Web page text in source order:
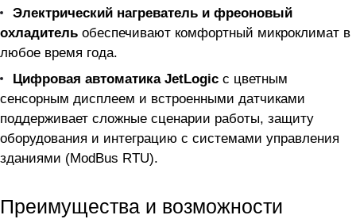
Электрический нагреватель и фреоновый
охладитель обеспечивают комфортный микроклимат в
любое время года.
Цифровая автоматика JetLogic с цветным
сенсорным дисплеем и встроенными датчиками
поддерживает сложные сценарии работы, защиту
оборудования и интеграцию с системами управления
зданиями (ModBus RTU).
Преимущества и возможности